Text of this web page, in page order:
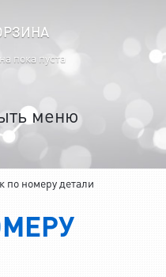
пока пуста
меню
по номеру детали